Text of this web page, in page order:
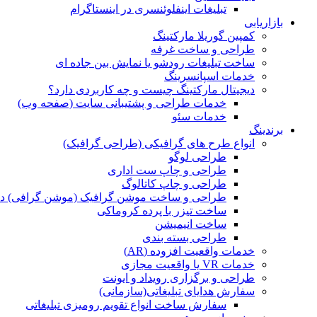
تبلیغات اینفلوئنسری در اینستاگرام
بازاریابی
کمپین گوریلا مارکتینگ
طراحی و ساخت غرفه
ساخت تبلیغات رودشو یا نمایش بین جاده ای
خدمات اسپانسرینگ
دیجیتال مارکتینگ چیست و چه کاربردی دارد؟
خدمات طراحی و پشتیبانی سایت (صفحه وب)
خدمات سئو
برندینگ
انواع طرح های گرافیکی (طراحی گرافیک)
طراحی لوگو
طراحی و چاپ ست اداری
طراحی و چاپ کاتالوگ
طراحی و ساخت موشن گرافیک (موشن گرافی)
ساخت تیزر با پرده کروماکی
ساخت انیمیشن
طراحی بسته بندی
خدمات واقعیت افزوده (AR)
خدمات VR یا واقعیت مجازی
طراحی و برگزاری رویداد و ایونت
سفارش هدایای تبلیغاتی(سازمانی)
سفارش ساخت انواع تقویم رومیزی تبلیغاتی